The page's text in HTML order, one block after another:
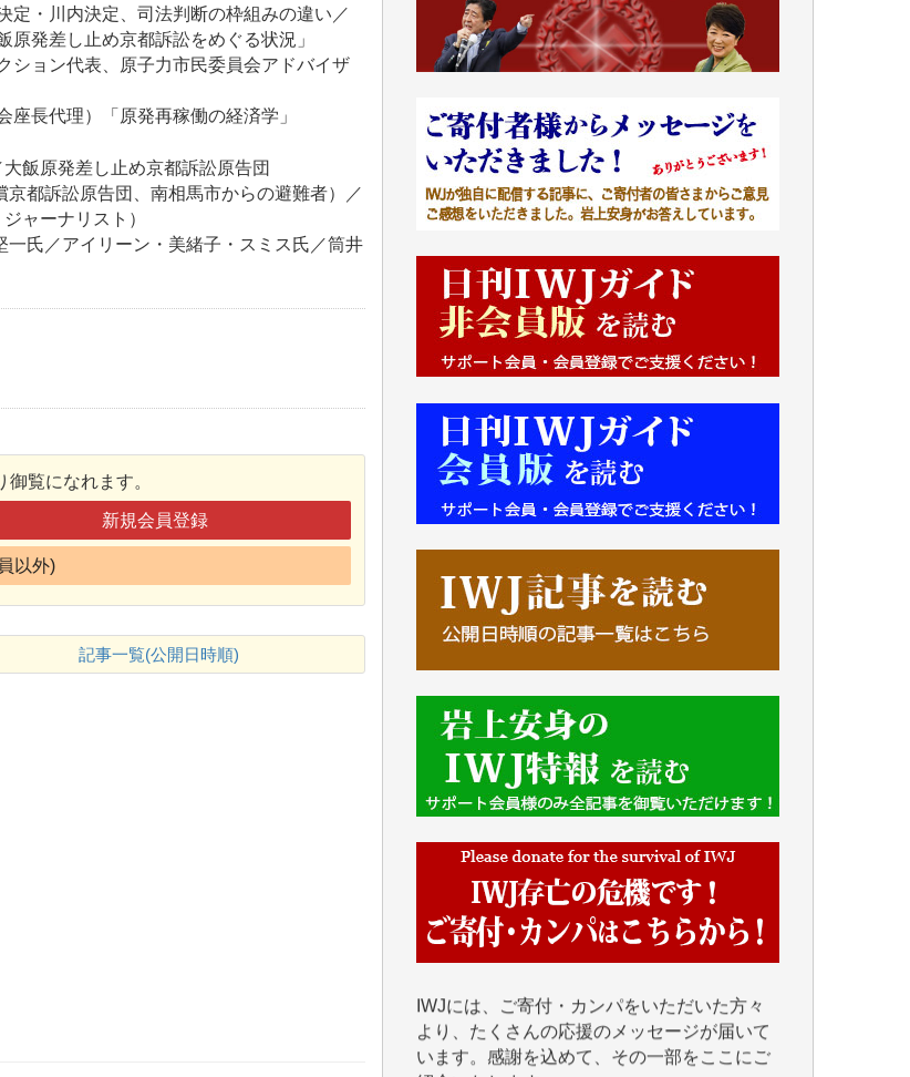
定・川内決定、司法判断の枠組みの違い／
発差し止め京都訴訟をめぐる状況」
ション代表、原子力市民委員会アドバイザ
長代理）「原発再稼働の経済学」
飯原発差し止め京都訴訟原告団
都訴訟原告団、南相馬市からの避難者）／
ャーナリスト）
氏／アイリーン・美緒子・スミス氏／筒井
覧になれます。
新規会員登録
以外)
記事一覧(公開日時順)
■■■■■■
IWJには、ご寄付・カンパをいただいた方々
います。感謝を込めて、その一部をここにご
紹介いたします。
■■■■■■